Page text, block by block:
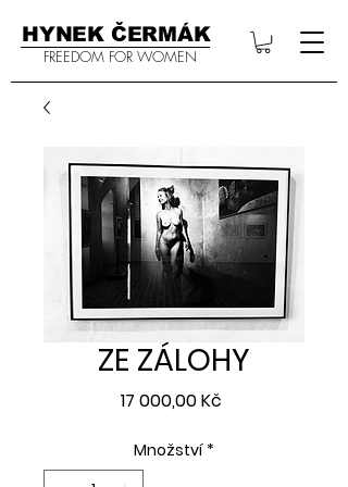
HYNEK ČERMÁK
FREEDOM FOR WOMEN
ZE ZÁLOHY
17 000,00 Kč
Množství *